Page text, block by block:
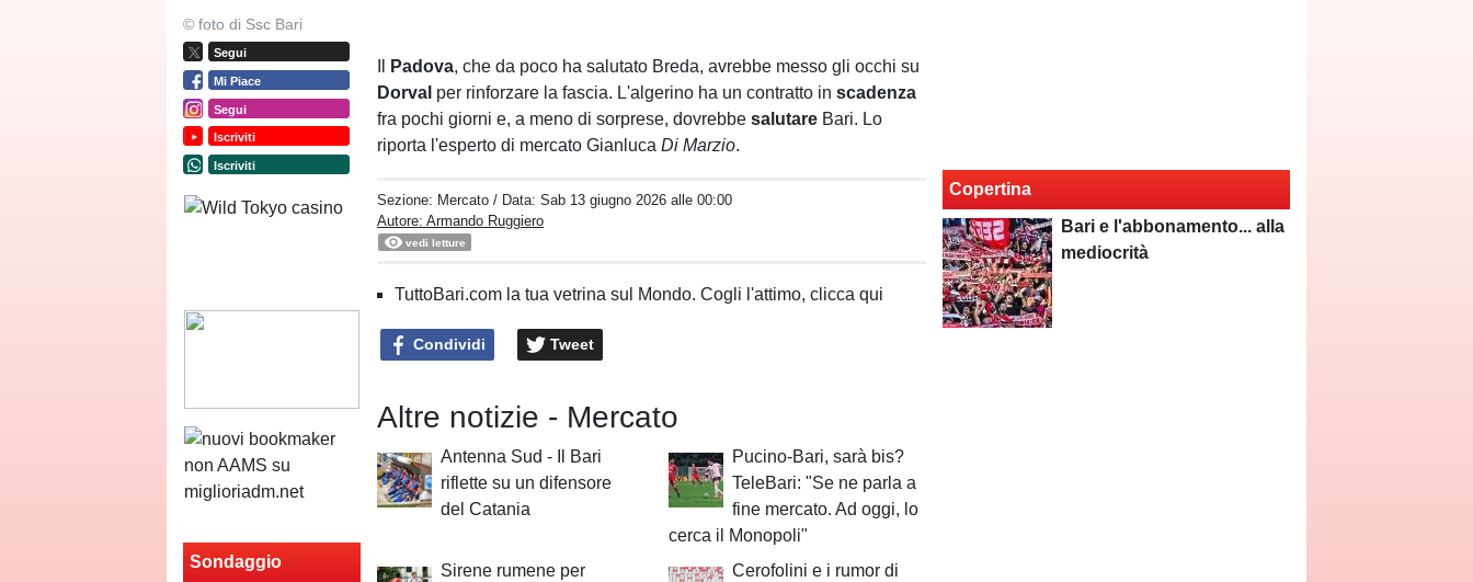
© foto di Ssc Bari
Segui
Mi Piace
Segui
Iscriviti
Iscriviti
Sondaggio
Padova, che da poco ha salutato Breda, avrebbe messo gli occhi su
Dorval per rinforzare la fascia. L'algerino ha un contratto inscadenza
fra pochi giorni e, a meno di sorprese, dovrebbesalutare Bari. Lo
riporta l'esperto di mercato GianlucaDi Marzio.
Sezione: Mercato / Data:Sab 13 giugno 2026 alle 00:00
Autore: Armando Ruggiero
vedi letture
TuttoBari.com la tua vetrina sul Mondo. Cogli l'attimo, clicca qui
Condividi Tweet
Altre notizie - Mercato
Antenna Sud - Il Bari
riflette su un difensore
del Catania
Pucino-Bari, sarà bis?
TeleBari: "Se ne parla a
fine mercato. Ad oggi, lo
cerca il Monopoli"
Sirene rumene per
Cerofolini e i rumor di
Copertina
Bari e l'abbonamento... alla
mediocrità